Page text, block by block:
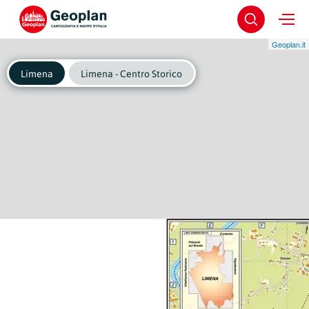
Geoplan.it
Limena Limena - Centro Storico